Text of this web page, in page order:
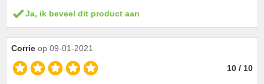
Ja, ik beveel dit product aan
Corrie op 09-01-2021
10 / 10